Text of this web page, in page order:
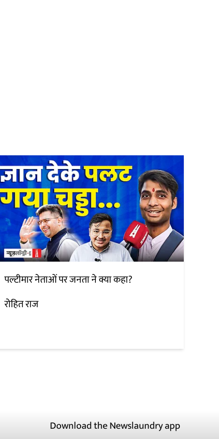
पल्टीमार नेताओं पर जनता ने क्या कहा?
रोहित राज
Download the Newslaundry app